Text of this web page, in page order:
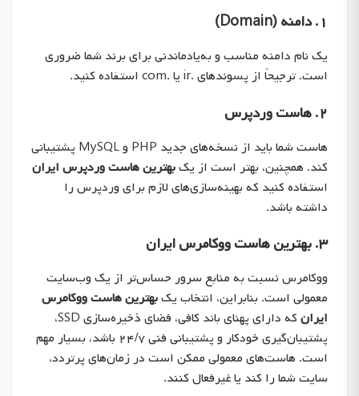
۱. دامنه (Domain)
یک نام دامنه مناسب و به‌یادماندنی برای برند شما ضروری
است. ترجیحاً از پسوندهای .ir یا .com استفاده کنید.
۲. هاست وردپرس
هاست شما باید از نسخه‌های جدید PHP و MySQL پشتیبانی
کند. همچنین، بهتر است از یکبهترین هاست وردپرس ایران
استفاده کنید که بهینه‌سازی‌های لازم برای وردپرس را
داشته باشد.
۳. بهترین هاست ووکامرس ایران
ووکامرس نسبت به منابع سرور حساس‌تر از یک وب‌سایت
معمولی است. بنابراین، انتخاب یکبهترین هاست ووکامرس
ایران
که دارای پهنای باند کافی، فضای ذخیره‌سازی SSD،
پشتیبان‌گیری خودکار و پشتیبانی فنی ۲۴/۷ باشد، بسیار مهم
است. هاست‌های معمولی ممکن است در زمان‌های پرتردد،
سایت شما را کند یا غیرفعال کنند.